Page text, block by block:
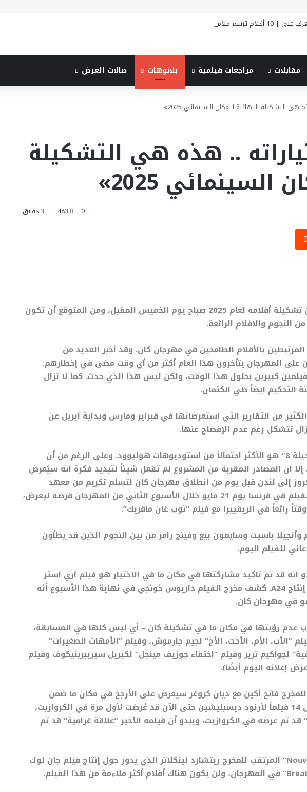
10 أفلام ترسم ملامح «فينيسيا السينمائي 2026»
مقابلات مراجعات فيلمية بلاتوهات صالات العرض
التشكيلة النهائية لـ «كان السينمائي 2025»
.. هذه هي التشكيلة
2025»
0
483
سيكشف مهرجان كان السينمائي عن تشكيلة أفلامه لعام 2025 صباح يوم الخميس المقبل، ومن المتوقع أن تكون
النجوم والأفلام الرائعة.
المرتبطين بالأفلام الطامحين في مهرجان كان. وقد أخبر العديد من
على المهرجان يتأخرون هذا العام أكثر من أي وقت مضى في إخطارهم.
فيلمين كبيرين بحلول هذا الوقت، ولكن ليس هذا الذي حدث. كما لا تزال
التحكيم أيضاً طي الكتمان.
من التقارير التي استعرضانها في فبراير ومارس وبداية أبريل عن
تتشكل رغم عدم الإفصاح عنها.
يظل فيلم توم كروز ”المهمة المستحيلة 8″ هو الأكثر احتمالاً من استوديوهات هوليوود. وعلى الرغم من أن
إلا أن المصادر المقربة من المشروع لم تفعل شيئاً لتبديد فكرة أنه سيُعرض
إلى لندن قبل يوم من انطلاق مهرجان كان لتسلم تكريم من معهد
الفيلم البريطاني. يقع تاريخ إطلاق الفيلم في فرنسا يوم 21 مايو خلال الأسبوع الثاني من المهرجان فرصه ليعرض،
رائعاً في الريفييرا مع فيلم “توب غان مافريك”.
وأنجيلا باسيت وسايمون بيغ وفينج رامز من بين النجوم الذين قد يطأون
للفيلم اليوم.
أنه قد تم تأكيد مشاركتها في مكان ما في الاختيار هو فيلم آري أستر
A24. كشف مخرج الفيلم داريوس خونجي في نهاية هذا الأسبوع أنه
في مهرجان كان.
عدم رؤيتها في مكان ما في تشكيلة كان – أي ليس كلها في المسابقة،
”الأب، الأم، الأخت، الأخ“ لجيم جارموش، وفيلم ”الأمهات الصغيرات“
لجواكيم ترير وفيلم ”اختفاء جوزيف مينجل“ لكيريل سيريبرينيكوف وفيلم
إعلانه اليوم أيضًا).
فاتح أكين مع ديان كروغر سيعرض على الأرجح في مكان ما ضمن
الاختيار، في حين أن 13 فيلماً من أصل 14 فيلماً لأرنود ديسبليشين حتى الآن قد عُرضت لأول مرة في الكروازيت،
قد تم عرضه في الكروازيت، ويبدو أن فيلمه الأخير ”علاقة غرامية“ قد تم
المرتقب للمخرج ريتشارد لينكلاتر الذي يدور حول إنتاج فيلم جان لوك
في المهرجان، ولن يكون هناك أفلام أكثر ملاءمة من هذا الفيلم.